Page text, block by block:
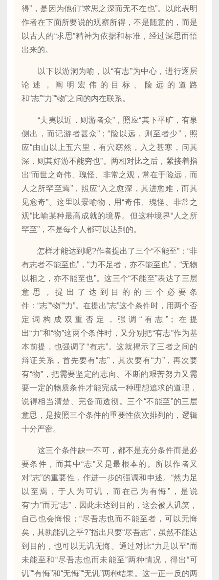
得”，是因为他们“求思之深而无不在也”。以此表明
作者在下面所要说的观察所得，不是随意的，而是
以古人的“求思”精神为依据和标准，经过深思而悟
出来的。
以下以游洞为喻，以“有志”为中心，进行逐层
论述，阐明宏伟的目标、险远的道路
和“志”“力”“物”之间的内在联系。
“夫夷以近，则游者众”，照应“其下平旷，有泉
侧出，而记游者甚众”；“险以远，则至者少”，照
应“由山以上五六里，有穴窈然，入之甚寒，问其
深，则其好游不能穷也”。两相对比之后，紧接着指
出“而世之奇伟、瑰怪、非常之观，常在于险远，而
人之所罕至焉”，照应“入之愈深，其进愈难，而其
见愈奇”。这里以景喻物，用“奇伟、瑰怪、非常之
观”比喻某种最高成就的境界。但这种境界“人之所
罕至”，不是每个人都可以达到的。
怎样才能达到呢?作者提出了三个“不能至”：“非
有志者不能至也”，“力不足者，亦不能至也”，“无物
以相之，亦不能至也”。这三个“不能至”表达了三层
意思，提出了达到目的的三个必要条
件：“志”“物”“力”。在提出“志”这个条件时，用两个否
定词构成双重否定，强调“有志”；在提
出“力”和“物”这两个条件时，又分别把“有志”作为基
本前提，也强调了“有志”。这就揭示了三者之间的
辩证关系，首先要有“志”，其次要有“力”，再次要
有“物”，把需要坚定的志向、不断的艰苦努力又需
要一定的物质条件才能完成一种理想追求的道理，
说得相当清楚、完备而透彻。三个“不能至”的三层
意思，是按照三个条件的重要性依次排列的，逻辑
十分严密。
这三个条件缺一不可，都不是充分条件而是必
要条件，而其中“志”又是最根本的。所以作者又
对“志”的重要性，作进一步的强调和申述。“然力足
以至焉，于人为可讥，而在己为有悔”，是说
有“力”而无“志”，因此未达到目的，这会被人讥笑，
自己也会悔恨；“尽吾志也而不能至者，可以无悔
矣，其孰能讥之乎?”指出只要“尽吾志”，虽然不能达
到目的，也可以无讥无悔。通过对比“力足以至”而
未能至和“尽吾志也而未能至”两种情况，得出“可
讥”“有悔”和“无悔”“无讥”两种结果。这一正一反的两